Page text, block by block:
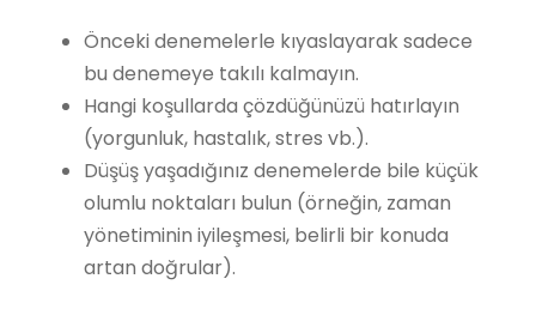
Önceki denemelerle kıyaslayarak sadece
bu denemeye takılı kalmayın.
Hangi koşullarda çözdüğünüzü hatırlayın
(yorgunluk, hastalık, stres vb.).
Düşüş yaşadığınız denemelerde bile küçük
olumlu noktaları bulun (örneğin, zaman
yönetiminin iyileşmesi, belirli bir konuda
artan doğrular).